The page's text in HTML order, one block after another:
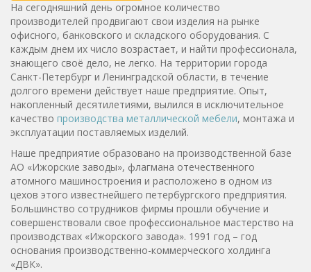
На сегодняшний день огромное количество
производителей продвигают свои изделия на рынке
офисного, банковского и складского оборудования. С
каждым днем их число возрастает, и найти профессионала,
знающего своё дело, не легко. На территории города
Санкт-Петербург и Ленинградской области, в течение
долгого времени действует наше предприятие. Опыт,
накопленный десятилетиями, вылился в исключительное
качество производства металлической мебели, монтажа и
эксплуатации поставляемых изделий.
Наше предприятие образовано на производственной базе
АО «Ижорские заводы», флагмана отечественного
атомного машиностроения и расположено в одном из
цехов этого известнейшего петербургского предприятия.
Большинство сотрудников фирмы прошли обучение и
совершенствовали свое профессиональное мастерство на
производствах «Ижорского завода». 1991 год – год
основания производственно-коммерческого холдинга
«ДВК».